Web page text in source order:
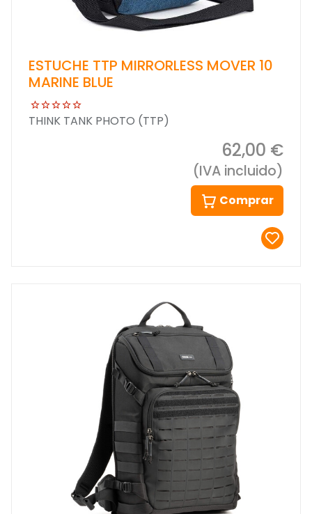
ESTUCHE TTP MIRRORLESS MOVER 10
MARINE BLUE
THINK TANK PHOTO (TTP)
62,00 €
(IVA incluido)
Comprar